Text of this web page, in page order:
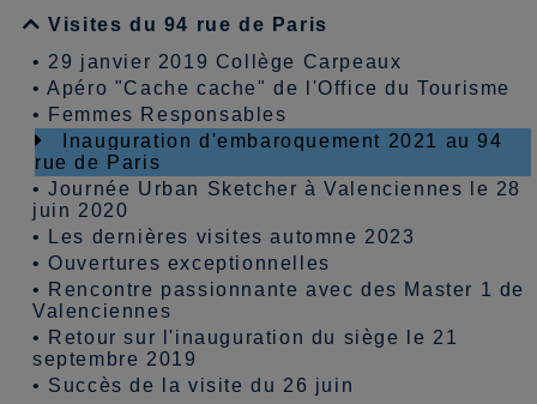
Visites du 94 rue de Paris
• 29 janvier 2019 Collège Carpeaux
•Apéro "Cache cache" de l'Office du Tourisme
•
Femmes Responsables
Inauguration d'embaroquement 2021 au 94
rue de Paris
•Journée Urban Sketcher à Valenciennes le 28
juin 2020
•
Les dernières visites automne 2023
•Ouvertures exceptionnelles
•
Rencontre passionnante avec des Master 1 de
Valenciennes
•
Retour sur l'inauguration du siège le 21
septembre 2019
• Succès de la visite du 26 juin